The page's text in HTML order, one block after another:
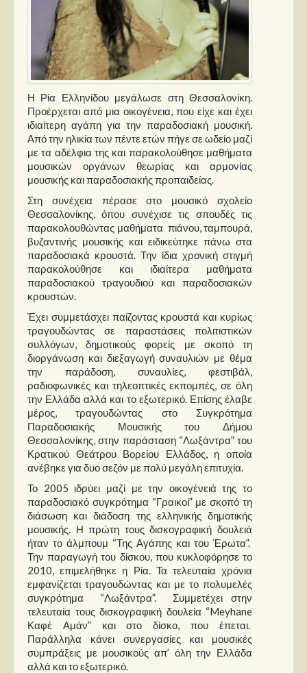
Μουσικοί
Διάφοροι
Εκτός Συνόρων
Νέα
Στήλες
Polls
Small Talk
Blog
Η Ρία Ελληνίδου μεγάλωσε στη Θεσσαλονίκη.
Προέρχεται από μια οικογένεια, που είχε και έχει
ιδιαίτερη αγάπη για την παραδοσιακή μουσική.
Από την ηλικία των πέντε ετών πήγε σε ωδείο μαζί
με τα αδέλφια της και παρακολούθησε μαθήματα
μουσικών οργάνων θεωρίας και αρμονίας
μουσικής και παραδοσιακής προπαιδείας.
Στη συνέχεια πέρασε στο μουσικό σχολείο
Θεσσαλονίκης, όπου συνέχισε τις σπουδές τις
παρακολουθώντας μαθήματα πιάνου, ταμπουρά,
βυζαντινής μουσικής και ειδικεύτηκε πάνω στα
παραδοσιακά κρουστά. Την ίδια χρονική στιγμή
παρακολούθησε και ιδιαίτερα μαθήματα
παραδοσιακού τραγουδιού και παραδοσιακών
κρουστών.
Έχει συμμετάσχει παίζοντας κρουστά και κυρίως
τραγουδώντας σε παραστάσεις πολιτιστικών
συλλόγων, δημοτικούς φορείς με σκοπό τη
διοργάνωση και διεξαγωγή συναυλιών με θέμα
την παράδοση, συναυλίες, φεστιβάλ,
ραδιοφωνικές και τηλεοπτικές εκπομπές, σε όλη
την Ελλάδα αλλά και το εξωτερικό. Επίσης έλαβε
μέρος, τραγουδώντας στο Συγκρότημα
Παραδοσιακής Μουσικής του Δήμου
Θεσσαλονίκης, στην παράσταση “Λωξάντρα” του
Κρατικού Θεάτρου Βορείου Ελλάδος, η οποία
ανέβηκε για δυο σεζόν με πολύ μεγάλη επιτυχία.
Το 2005 ιδρύει μαζί με την οικογένειά της το
παραδοσιακό συγκρότημα “Γραικοί” με σκοπό τη
διάσωση και διάδοση της ελληνικής δημοτικής
μουσικής. Η πρώτη τους δισκογραφική δουλειά
ήταν το άλμπουμ “Της Αγάπης και του Έρωτα”.
Την παραγωγή του δίσκου, που κυκλοφόρησε το
2010, επιμελήθηκε η Ρία. Τα τελευταία χρόνια
εμφανίζεται τραγουδώντας και με το πολυμελές
συγκρότημα “Λωξάντρα”. Συμμετέχει στην
τελευταία τους δισκογραφική δουλεία “Meyhane
Καφέ Αμάν” και στο δίσκο, που έπεται.
Παράλληλα κάνει συνεργασίες και μουσικές
συμπράξεις με μουσικούς απ’ όλη την Ελλάδα
αλλά και το εξωτερικό.